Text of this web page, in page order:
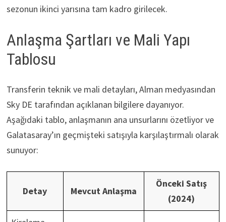
sezonun ikinci yarısına tam kadro girilecek.
Anlaşma Şartları ve Mali Yapı
Tablosu
Transferin teknik ve mali detayları, Alman medyasından
Sky DE tarafından açıklanan bilgilere dayanıyor.
Aşağıdaki tablo, anlaşmanın ana unsurlarını özetliyor ve
Galatasaray’ın geçmişteki satışıyla karşılaştırmalı olarak
sunuyor:
Detay Mevcut Anlaşma
Önceki Satış
(2024)